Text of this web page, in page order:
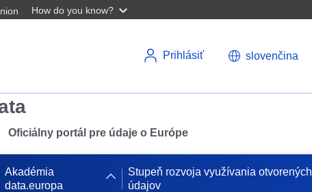
How do you know?
Prihlásiť slovenčina
Oficiálny portál pre údaje o Európe
Akadémia
data.europa
Stupeň rozvoja využívania otvorených
údajov